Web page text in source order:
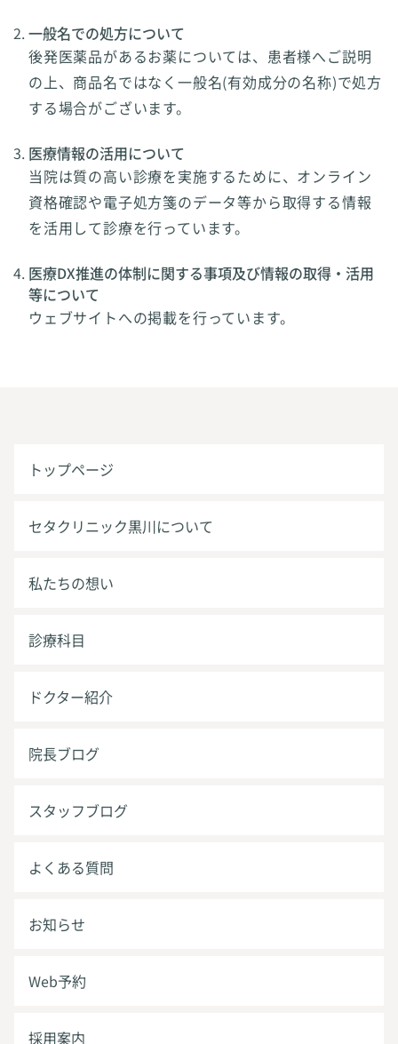
一般名での処方について
後発医薬品があるお薬については、患者様へご説明
の上、商品名ではなく一般名(有効成分の名称)で処方
する場合がございます。
医療情報の活用について
当院は質の高い診療を実施するために、オンライン
資格確認や電子処方箋のデータ等から取得する情報
を活用して診療を行っています。
医療DX推進の体制に関する事項及び情報の取得・活用
等について
ウェブサイトへの掲載を行っています。
トップページ
セタクリニック黒川について
私たちの想い
診療科目
ドクター紹介
院長ブログ
スタッフブログ
よくある質問
お知らせ
Web予約
採用案内